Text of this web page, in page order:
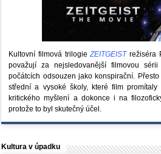
Kultovní filmová trilogieZEITGEISTrežiséra
považují za nejsledovanější filmovou
počátcích odsouzen jako konspirační.
střední a vysoké školy, které film
kritického myšlení a dokonce i na
protože to byl skutečný účel.
Kultura v úpadku